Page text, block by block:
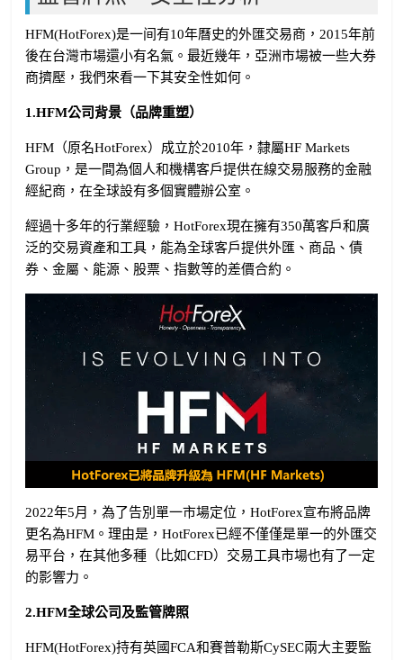
HFM(HotForex)是一间有10年曆史的外匯交易商，2015年前
後在台灣市場還小有名氣。最近幾年，亞洲市場被一些大券
商擠壓，我們來看一下其安全性如何。
1.HFM公司背景（品牌重塑）
HFM（原名HotForex）成立於2010年，隸屬HF Markets
Group，是一間為個人和機構客戶提供在線交易服務的金融
經紀商，在全球設有多個實體辦公室。
經過十多年的行業經驗，HotForex現在擁有350萬客戶和廣
泛的交易資產和工具，能為全球客戶提供外匯、商品、債
券、金屬、能源、股票、指數等的差價合約。
2022年5月，為了告別單一市場定位，HotForex宣布將品牌
更名為HFM。理由是，HotForex已經不僅僅是單一的外匯交
易平台，在其他多種（比如CFD）交易工具市場也有了一定
的影響力。
2.HFM全球公司及監管牌照
HFM(HotForex)持有英國FCA和賽普勒斯CySEC兩大主要監